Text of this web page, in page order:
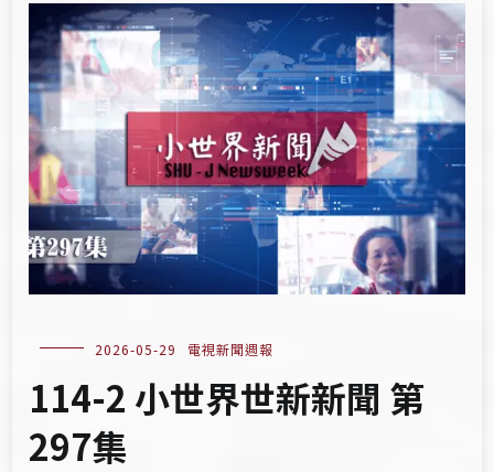
2026-05-29 電視新聞週報
114-2 小世界世新新聞 第
297集